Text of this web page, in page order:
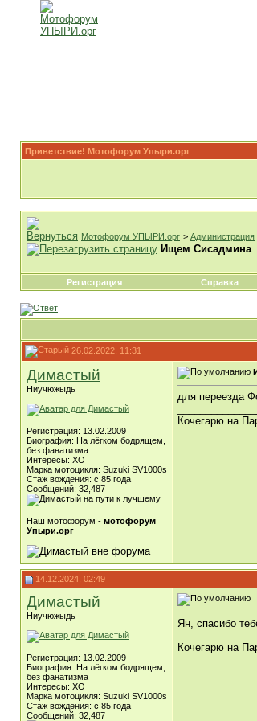
Приветствие! Мотофорум Упыри.орг
Мотофорум УПЫРИ.орг > Администрация
Ищем Сисадмина
Регистрация Справка
26.02.2022, 11:31
Димастый
Ниучюжыдь
Регистрация: 13.02.2009
Биография: На лёгком бодрящем,
без фанатизма
Интересы: ХО
Марка мотоцикля: Suzuki SV1000s
Стаж вождения: с 85 года
Сообщений: 32,487
Наш мотофорум - мотофорум
Упыри.орг
для переезда
Кочегарю на
14.12.2024, 02:49
Димастый
Ниучюжыдь
Регистрация: 13.02.2009
Биография: На лёгком бодрящем,
без фанатизма
Интересы: ХО
Марка мотоцикля: Suzuki SV1000s
Стаж вождения: с 85 года
Сообщений: 32,487
Ян, спасибо
Кочегарю на